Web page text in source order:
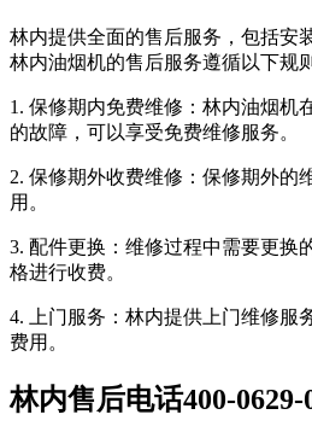
林内提供全面的售后服务，包括安
林内油烟机的售后服务遵循以下规
1. 保修期内免费维修：林内油烟机
的故障，可以享受免费维修服务。
2. 保修期外收费维修：保修期外的
用。
3. 配件更换：维修过程中需要更换
格进行收费。
4. 上门服务：林内提供上门维修服
费用。
林内售后电话400-0629-